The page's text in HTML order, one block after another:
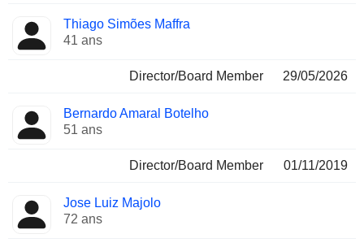
Thiago Simões Maffra
41 ans
Director/Board Member 29/05/2026
Bernardo Amaral Botelho
51 ans
Director/Board Member 01/11/2019
Jose Luiz Majolo
72 ans